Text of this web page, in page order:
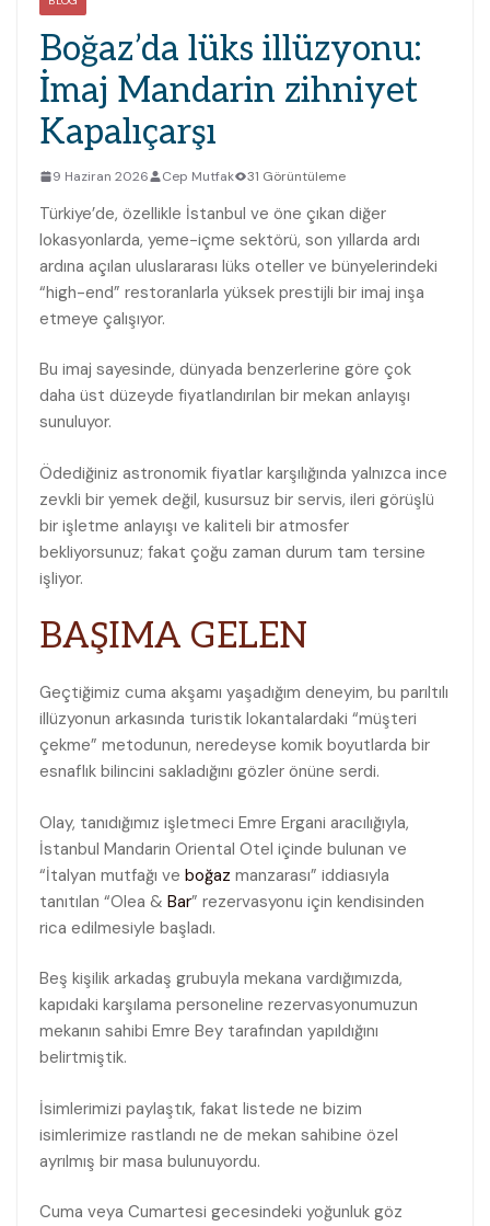
Boğaz’da lüks illüzyonu:
İmaj Mandarin zihniyet
Kapalıçarşı
9 Haziran 2026 Cep Mutfak 31 Görüntüleme
Türkiye’de, özellikle İstanbul ve öne çıkan diğer
lokasyonlarda, yeme-içme sektörü, son yıllarda ardı
ardına açılan uluslararası lüks oteller ve bünyelerindeki
“high-end” restoranlarla yüksek prestijli bir imaj inşa
etmeye çalışıyor.
Bu imaj sayesinde, dünyada benzerlerine göre çok
daha üst düzeyde fiyatlandırılan bir mekan anlayışı
sunuluyor.
Ödediğiniz astronomik fiyatlar karşılığında yalnızca ince
zevkli bir yemek değil, kusursuz bir servis, ileri görüşlü
bir işletme anlayışı ve kaliteli bir atmosfer
bekliyorsunuz; fakat çoğu zaman durum tam tersine
işliyor.
BAŞIMA GELEN
Geçtiğimiz cuma akşamı yaşadığım deneyim, bu parıltılı
illüzyonun arkasında turistik lokantalardaki “müşteri
çekme” metodunun, neredeyse komik boyutlarda bir
esnaflık bilincini sakladığını gözler önüne serdi.
Olay, tanıdığımız işletmeci Emre Ergani aracılığıyla,
İstanbul Mandarin Oriental Otel içinde bulunan ve
“İtalyan mutfağı ve boğaz manzarası” iddiasıyla
tanıtılan “Olea & Bar” rezervasyonu için kendisinden
rica edilmesiyle başladı.
Beş kişilik arkadaş grubuyla mekana vardığımızda,
kapıdaki karşılama personeline rezervasyonumuzun
mekanın sahibi Emre Bey tarafından yapıldığını
belirtmiştik.
İsimlerimizi paylaştık, fakat listede ne bizim
isimlerimize rastlandı ne de mekan sahibine özel
ayrılmış bir masa bulunuyordu.
Cuma veya Cumartesi gecesindeki yoğunluk göz